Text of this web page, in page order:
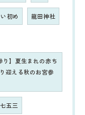
初め 龍田神社
り】夏生まれの赤ち
迎える秋のお宮参
五三